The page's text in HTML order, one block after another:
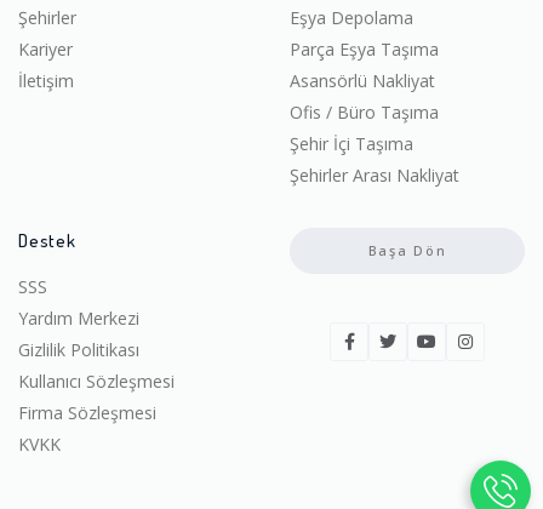
Şehirler
Kariyer
İletişim
Eşya Depolama
Parça Eşya Taşıma
Asansörlü Nakliyat
Ofis / Büro Taşıma
Şehir İçi Taşıma
Şehirler Arası Nakliyat
Destek
SSS
Yardım Merkezi
Gizlilik Politikası
Kullanıcı Sözleşmesi
Firma Sözleşmesi
KVKK
Başa Dön